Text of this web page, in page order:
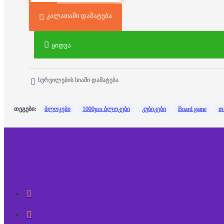
კალათაში დამატება
ყიდვა
სურვილების სიაში დამატება
თეგები: ბლოკები 1000pcs ბლოკები კუბიკები Board game